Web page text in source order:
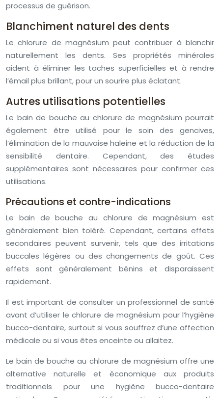
processus de guérison.
Blanchiment naturel des dents
Le chlorure de magnésium peut contribuer à blanchir
naturellement les dents. Ses propriétés minérales
aident à éliminer les taches superficielles et à rendre
l’émail plus brillant, pour un sourire plus éclatant.
Autres utilisations potentielles
Le bain de bouche au chlorure de magnésium pourrait
également être utilisé pour le soin des gencives,
l’élimination de la mauvaise haleine et la réduction de la
sensibilité dentaire. Cependant, des études
supplémentaires sont nécessaires pour confirmer ces
utilisations.
Précautions et contre-indications
Le bain de bouche au chlorure de magnésium est
généralement bien toléré. Cependant, certains effets
secondaires peuvent survenir, tels que des irritations
buccales légères ou des changements de goût. Ces
effets sont généralement bénins et disparaissent
rapidement.
Il est important de consulter un professionnel de santé
avant d’utiliser le chlorure de magnésium pour l’hygiène
bucco-dentaire, surtout si vous souffrez d’une affection
médicale ou si vous êtes enceinte ou allaitez.
Le bain de bouche au chlorure de magnésium offre une
alternative naturelle et économique aux produits
traditionnels pour une hygiène bucco-dentaire